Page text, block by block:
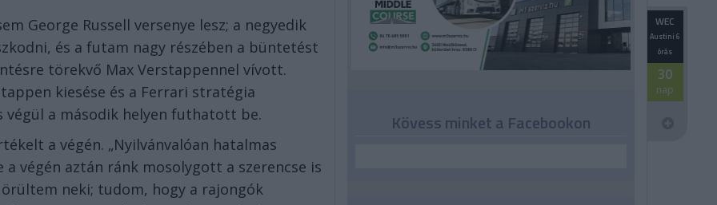
George Russell versenye lesz; a negyedik
és a futam nagy részében a büntetést
törekvő Max Verstappennel vívott.
kiesése és a Ferrari stratégia
végül a második helyen futhatott be.
a végén. „Nyilvánvalóan hatalmas
végén aztán ránk mosolygott a szerencse is
neki; tudom, hogy a rajongók
WEC
Austini 6
órás
30
nap
Kövess minket a Facebookon